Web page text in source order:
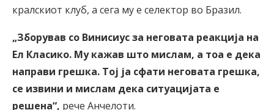
кралскиот клуб, а сега му е селектор во Бразил.
„Зборував со Винисиус за неговата реакција на
Ел Класико. Му кажав што мислам, а тоа е дека
направи грешка. Тој ја сфати неговата грешка,
се извини и мислам дека ситуацијата е
решена“, рече Анчелоти.